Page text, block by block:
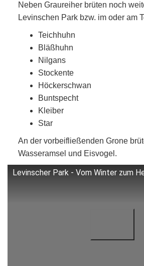
Neben Graureiher brüten noch
Levinschen Park bzw. im oder am
Teichhuhn
Bläßhuhn
Nilgans
Stockente
Höckerschwan
Buntspecht
Kleiber
Star
An der vorbeifließenden Grone
Wasseramsel und Eisvogel.
Levinscher Park - Vom Winter zum